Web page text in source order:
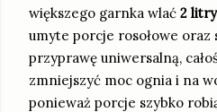
większego garnka wlać 2 litry
umyte porcje rosołowe oraz
przyprawę uniwersalną,
zmniejszyć moc ognia i na
ponieważ porcje szybko